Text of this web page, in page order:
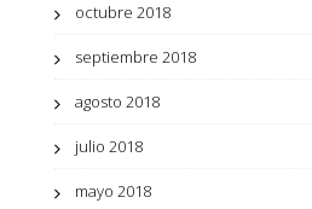
octubre 2018
septiembre 2018
agosto 2018
julio 2018
mayo 2018